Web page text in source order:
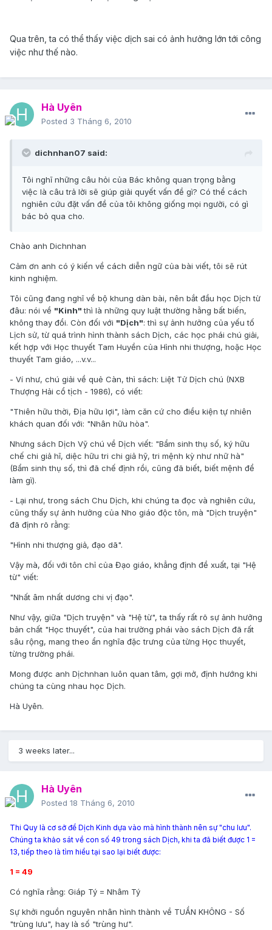
Qua trên, ta có thể thấy việc dịch sai có ảnh hưởng lớn tới công
việc như thế nào.
Hà Uyên
Posted 3 Tháng 6, 2010
dichnhan07 said:
Tôi nghĩ những câu hỏi của Bác không quan trọng bằng
việc là câu trả lời sẽ giúp giải quyết vấn đề gì? Có thể cách
nghiên cứu đặt vấn đề của tôi không giống mọi người, có gì
bác bỏ qua cho.
Chào anh Dichnhan
Cảm ơn anh có ý kiến về cách diễn ngữ của bài viết, tôi sẽ rút
kinh nghiệm.
Tôi cũng đang nghĩ về bộ khung dàn bài, nên bắt đầu học Dịch từ
đâu: nói về "Kinh"thì là những quy luật thường hằng bất biến,
không thay đổi. Còn đối với "Dịch": thì sự ảnh hưởng của yếu tố
Lịch sử, từ quá trình hình thành sách Dịch, các học phái chú giải,
kết hợp với Học thuyết Tam Huyền của Hình nhi thượng, hoặc Học
thuyết Tam giáo, ...v.v...
- Ví như, chú giải về quẻ Càn, thì sách: Liệt Tử Dịch chú (NXB
Thượng Hải cổ tịch - 1986), có viết:
"Thiên hữu thời, Địa hữu lợi", làm căn cứ cho điều kiện tự nhiên
khách quan đối với: "Nhân hữu hòa".
Nhưng sách Dịch Vỹ chú về Dịch viết: "Bẩm sinh thụ số, ký hữu
chế chi giả hĩ, diệc hữu tri chi giả hỹ, tri mệnh kỳ như nhữ hà"
(Bẩm sinh thụ số, thì đã chế định rồi, cũng đã biết, biết mệnh để
làm gì).
- Lại như, trong sách Chu Dịch, khi chúng ta đọc và nghiên cứu,
cũng thấy sự ảnh hưởng của Nho giáo độc tôn, mà "Dịch truyện"
đã định rõ rằng:
"Hình nhi thượng giả, đạo dã".
Vậy mà, đối với tôn chỉ của Đạo giáo, khẳng định đề xuất, tại "Hệ
từ" viết:
"Nhất âm nhất dương chi vị đạo".
Như vậy, giữa "Dịch truyện" và "Hệ từ", ta thấy rất rõ sự ảnh hưởng
bản chất "Học thuyết", của hai trường phái vào sách Dịch đã rất
sâu rộng, mang theo ẩn nghĩa đặc trưng của từng Học thuyết,
từng trường phái.
Mong được anh Dịchnhan luôn quan tâm, gợi mở, định hướng khi
chúng ta cùng nhau học Dịch.
Hà Uyên.
3 weeks later...
Hà Uyên
Posted 18 Tháng 6, 2010
Thi Quy là cơ sở để Dịch Kinh dựa vào mà hình thành nên sự "chu lưu".
Chúng ta khảo sát về con số 49 trong sách Dịch, khi ta đã biết được 1 =
13, tiếp theo là tìm hiểu tại sao lại biết được:
1 = 49
Có nghĩa rằng: Giáp Tý = Nhâm Tý
Sự khởi nguồn nguyên nhân hình thành về TUẦN KHÔNG - Số
"trùng lưu", hay là số "trùng hư".